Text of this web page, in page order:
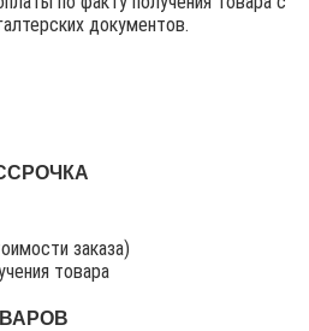
документов.
заказа)
товара